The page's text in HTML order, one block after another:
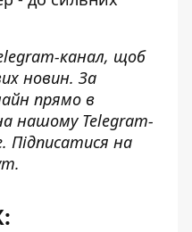
канал, щоб
новин. За
прямо в
нашому Telegram-
. Підписатися на